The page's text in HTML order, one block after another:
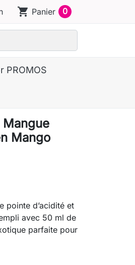
shopping_cart Panier 0
PROMOS
Mango
pointe d’acidité et
avec 50 ml de
parfaite pour